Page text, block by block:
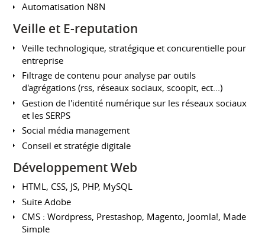
Automatisation N8N
Veille et E-reputation
Veille technologique, stratégique et concurentielle pour
entreprise
Filtrage de contenu pour analyse par outils
d'agrégations (rss, réseaux sociaux, scoopit, ect...)
Gestion de l'identité numérique sur les réseaux sociaux
et les SERPS
Social média management
Conseil et stratégie digitale
Développement Web
HTML, CSS, JS, PHP, MySQL
Suite Adobe
CMS : Wordpress, Prestashop, Magento, Joomla!, Made
Simple